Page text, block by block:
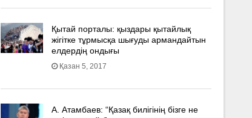
Қытай порталы: қыздары қытайлық
жігітке тұрмысқа шығуды армандайтын
елдердің ондығы
Қазан 5, 2017
А. Атамбаев: “Қазақ билігінің бізге не